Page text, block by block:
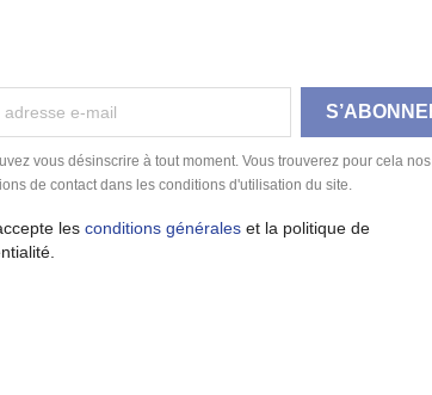
vous désinscrire à tout moment. Vous trouverez pour cela nos
de contact dans les conditions d'utilisation du site.
lesconditions générales et la politique de